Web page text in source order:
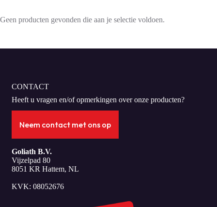
Geen producten gevonden die aan je selectie voldoen.
CONTACT
Heeft u vragen en/of opmerkingen over onze producten?
Neem contact met ons op
Goliath B.V.
Vijzelpad 80
8051 KR Hattem, NL
KVK: 08052676